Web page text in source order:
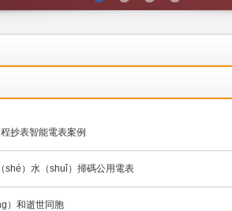
抄表智能電表案例
shé）水（shuǐ）掃碼公用電表
）和逝世同胞